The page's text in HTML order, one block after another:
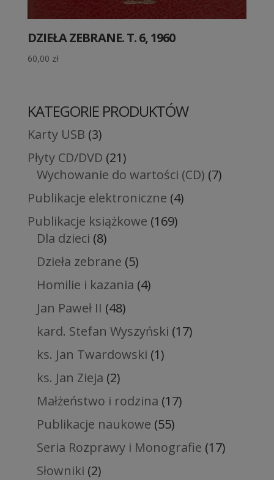
DZIEŁA ZEBRANE. T. 6, 1960
60,00 zł
KATEGORIE PRODUKTÓW
Karty USB (3)
Płyty CD/DVD (21)
Wychowanie do wartości (CD) (7)
Publikacje elektroniczne (4)
Publikacje książkowe (169)
Dla dzieci (8)
Dzieła zebrane (5)
Homilie i kazania (4)
Jan Paweł II (48)
kard. Stefan Wyszyński (17)
ks. Jan Twardowski (1)
ks. Jan Zieja (2)
Małżeństwo i rodzina (17)
Publikacje naukowe (55)
Seria Rozprawy i Monografie (17)
Słowniki (2)